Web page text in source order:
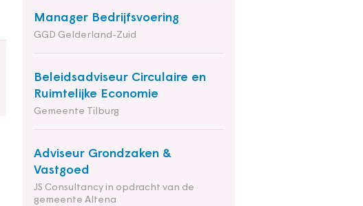
Manager Bedrijfsvoering
GGD Gelderland-Zuid
Beleidsadviseur Circulaire en
Ruimtelijke Economie
Gemeente Tilburg
Adviseur Grondzaken &
Vastgoed
JS Consultancy in opdracht van de
gemeente Altena